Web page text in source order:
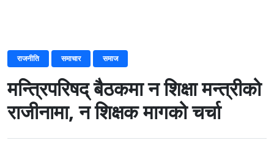
राजनीति समाचार समाज
मन्त्रिपरिषद् बैठकमा न शिक्षा मन्त्रीको
राजीनामा, न शिक्षक मागको चर्चा